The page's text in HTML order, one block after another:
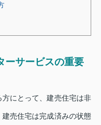
ーサービスの重要
にとって、建売住宅は非
売住宅は完成済みの状態